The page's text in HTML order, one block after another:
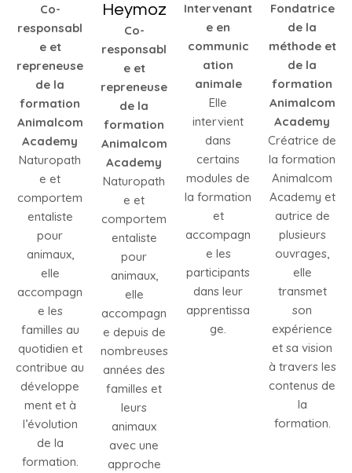
Co-
responsabl
e et
repreneuse
de la
formation
Animalcom
Academy
Naturopath
e et
comportem
entaliste
pour
animaux,
elle
accompagn
e les
familles au
quotidien et
contribue au
développe
ment et à
l’évolution
de la
formation.
Heymoz
Co-
responsabl
e et
repreneuse
de la
formation
Animalcom
Academy
Naturopath
e et
comportem
entaliste
pour
animaux,
elle
accompagn
e depuis de
nombreuses
années des
familles et
leurs
animaux
avec une
approche
Intervenant
e en
communic
ation
animale
Elle
intervient
dans
certains
modules de
la formation
et
accompagn
e les
participants
dans leur
apprentissa
ge.
Fondatrice
de la
méthode et
de la
formation
Animalcom
Academy
Créatrice de
la formation
Animalcom
Academy et
autrice de
plusieurs
ouvrages,
elle
transmet
son
expérience
et sa vision
à travers les
contenus de
la
formation.